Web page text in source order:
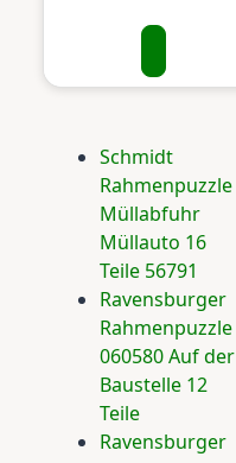
Schmidt
Rahmenpuzzle
Müllabfuhr
Müllauto 16
Teile 56791
Ravensburger
Rahmenpuzzle
060580 Auf der
Baustelle 12
Teile
Ravensburger